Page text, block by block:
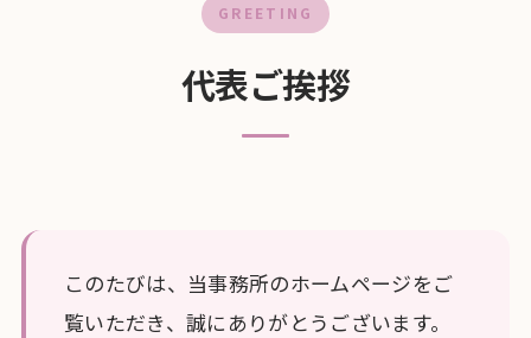
GREETING
代表ご挨拶
このたびは、当事務所のホームページをご
覧いただき、誠にありがとうございます。